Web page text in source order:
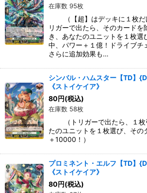
在庫数 95枚
（【超】はデッキに１枚だ
リガーで出たら、そのカードを
き、あなたのユニットを１枚選
中、パワー＋１億！ドライブチ
さらに追加効果も…
シンバル・ハムスター【TD】
《ストイケイア》
80円(税込)
在庫数 58枚
（トリガーで出たら、１枚
たのユニットを１枚選び、その
＋10000！）
プロミネント・エルフ【TD】
《ストイケイア》
80円(税込)